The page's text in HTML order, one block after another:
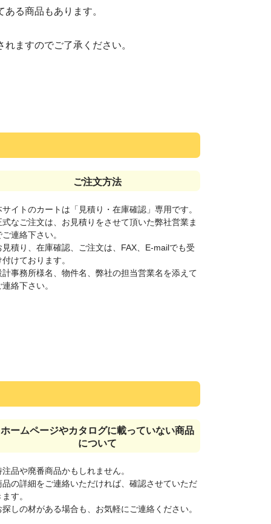
る商品もあります。
れますのでご了承ください。
ご注文方法
サイトのカートは「見積り・在庫確認」専用です。
式なご注文は、お見積りをさせて頂いた弊社営業ま
ご連絡下さい。
見積り、在庫確認、ご注文は、FAX、E-mailでも受
付けております。
計事務所様名、物件名、弊社の担当営業名を添えて
連絡下さい。
ホームページやカタログに載っていない商品
について
注品や廃番商品かもしれません。
品の詳細をご連絡いただければ、確認させていただ
ます。
探しの材がある場合も、お気軽にご連絡ください。